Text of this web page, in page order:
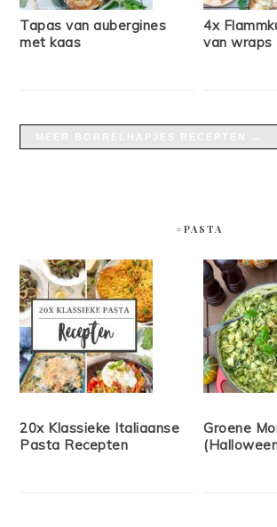
Tapas van aubergines
met kaas
4x
van wraps
#PASTA
20x Klassieke Italiaanse
Pasta Recepten
Groene